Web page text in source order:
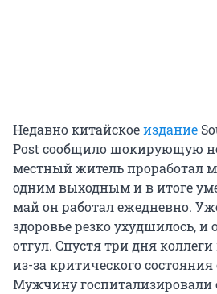
Недавно китайскоеиздание
Post сообщило шокирующую
местный житель проработал
одним выходным и в итоге
май он работал ежедневно.
здоровье резко ухудшилось, и
отгул. Спустя три дня
из-за критического
Мужчину госпитализировали